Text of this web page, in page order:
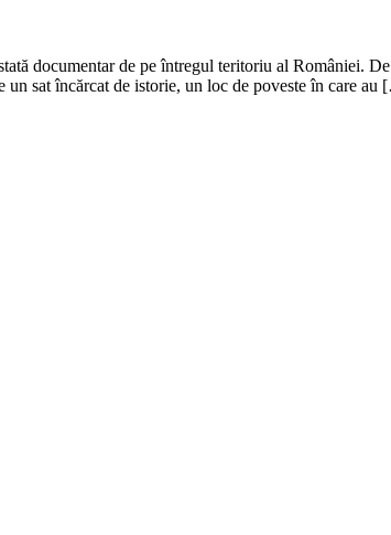
documentar de pe întregul teritoriu al României.
sat încărcat de istorie, un loc de poveste în care